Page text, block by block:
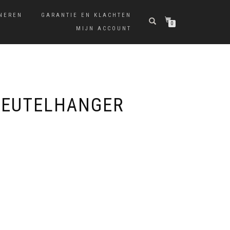
GARANTIE EN KLACHTEN
MIJN ACCOUNT
0